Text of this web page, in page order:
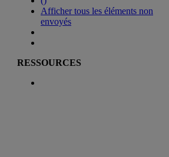
Afficher tous les éléments non
envoyés
RESSOURCES